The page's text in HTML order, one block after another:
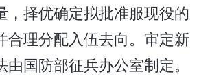
，择优确定拟批准服现役的
合理分配入伍去向。审定新
国防部征兵办公室制定。